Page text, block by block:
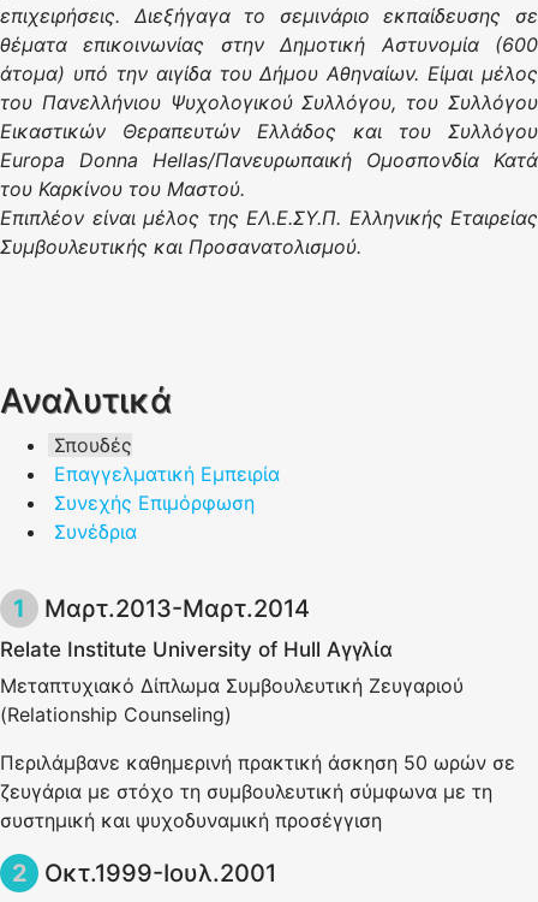
επιχειρήσεις. Διεξήγαγα το σεμινάριο εκπαίδευσης σε
θέματα επικοινωνίας στην Δημοτική Αστυνομία (600
άτομα) υπό την αιγίδα του Δήμου Αθηναίων. Είμαι μέλος
του Πανελλήνιου Ψυχολογικού Συλλόγου, του Συλλόγου
Εικαστικών Θεραπευτών Ελλάδος και του Συλλόγου
Europa Donna Hellas/Πανευρωπαική Ομοσπονδία Κατά
του Καρκίνου του Μαστού.
Επιπλέον είναι μέλος της ΕΛ.Ε.ΣΥ.Π. Ελληνικής Εταιρείας
Συμβουλευτικής και Προσανατολισμού.
Αναλυτικά
Σπουδές
Επαγγελματική Εμπειρία
Συνεχής Επιμόρφωση
Συνέδρια
Μαρτ.2013-Μαρτ.2014
Relate Institute University of Hull Aγγλία
Mεταπτυχιακό Δίπλωμα Συμβουλευτική Ζευγαριού
(Relationship Counseling)
Περιλάμβανε καθημερινή πρακτική άσκηση 50 ωρών σε
ζευγάρια με στόχο τη συμβουλευτική σύμφωνα με τη
συστημική και ψυχοδυναμική προσέγγιση
Οκτ.1999-Ιουλ.2001